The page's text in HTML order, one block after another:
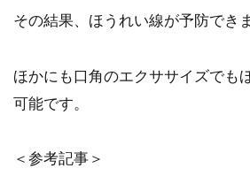
その結果、ほうれい線が予防でき
ほかにも口角のエクササイズでも
可能です。
＜参考記事＞